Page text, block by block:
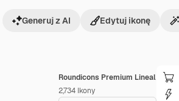
Roundicons Premium Lineal
2,734 Ikony
Generuj z AI Edytuj ikonę